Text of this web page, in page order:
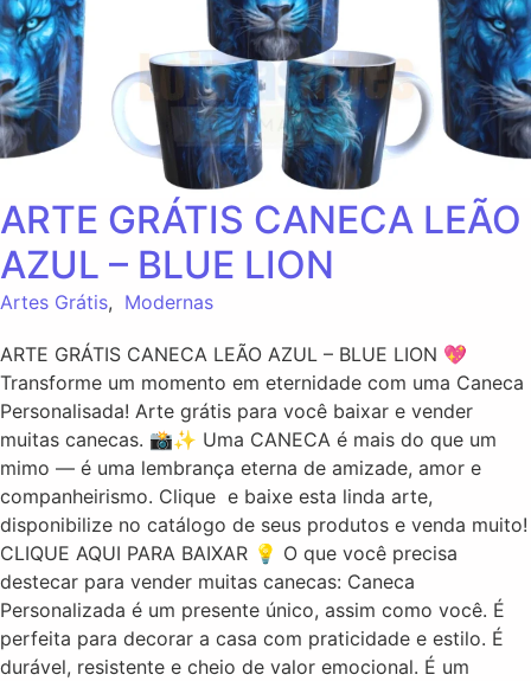
ARTE GRÁTIS CANECA LEÃO
AZUL – BLUE LION
Artes Grátis, Modernas
ARTE GRÁTIS CANECA LEÃO AZUL – BLUE LION 💖
Transforme um momento em eternidade com uma Caneca
Personalisada! Arte grátis para você baixar e vender
muitas canecas. 📸✨ Uma CANECA é mais do que um
mimo — é uma lembrança eterna de amizade, amor e
companheirismo. Clique e baixe esta linda arte,
disponibilize no catálogo de seus produtos e venda muito!
CLIQUE AQUI PARA BAIXAR 💡 O que você precisa
destecar para vender muitas canecas: Caneca
Personalizada é um presente único, assim como você. É
perfeita para decorar a casa com praticidade e estilo. É
durável, resistente e cheio de valor emocional. É um